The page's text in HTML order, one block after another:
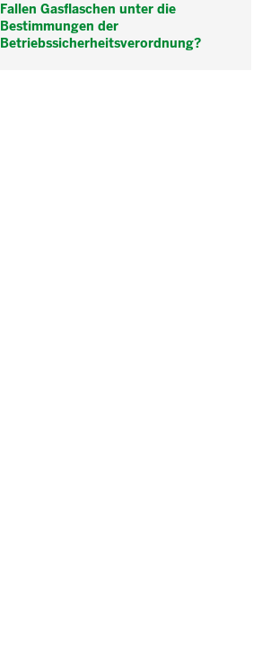
Fallen Gasflaschen unter die
Bestimmungen der
Betriebssicherheitsverordnung?